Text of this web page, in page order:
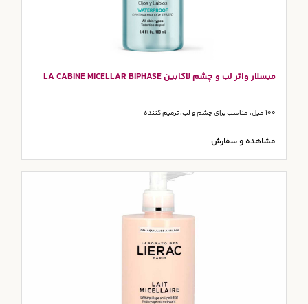
میسلار واتر لب و چشم لاکابین LA CABINE MICELLAR BIPHASE
100 میل، مناسب برای چشم و لب، ترمیم کننده
مشاهده و سفارش